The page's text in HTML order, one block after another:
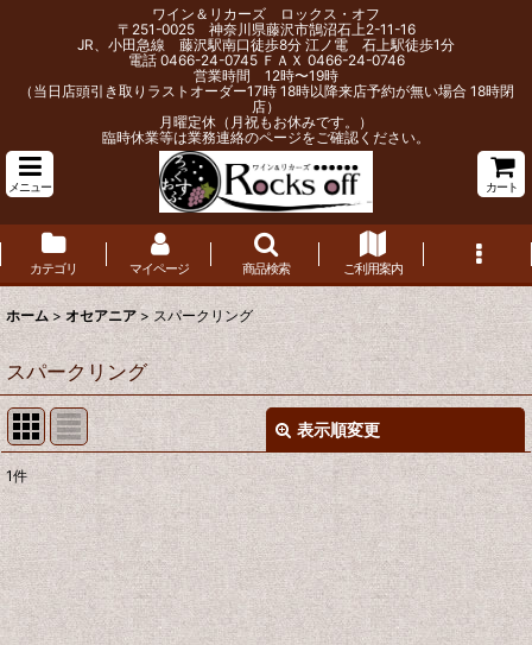
ワイン＆リカーズ ロックス・オフ
〒251-0025 神奈川県藤沢市鵠沼石上2-11-16
JR、小田急線 藤沢駅南口徒歩8分 江ノ電 石上駅徒歩1分
電話 0466-24-0745 ＦＡＸ 0466-24-0746
営業時間 12時〜19時
（当日店頭引き取りラストオーダー17時 18時以降来店予約が無い場合 18時閉
店）
月曜定休（月祝もお休みです。）
臨時休業等は業務連絡のページをご確認ください。
メニュー カート
カテゴリ マイページ 商品検索 ご利用案内
ホーム > オセアニア > スパークリング
スパークリング
表示順変更
表示数 :
並び順 :
絞り込む
1件